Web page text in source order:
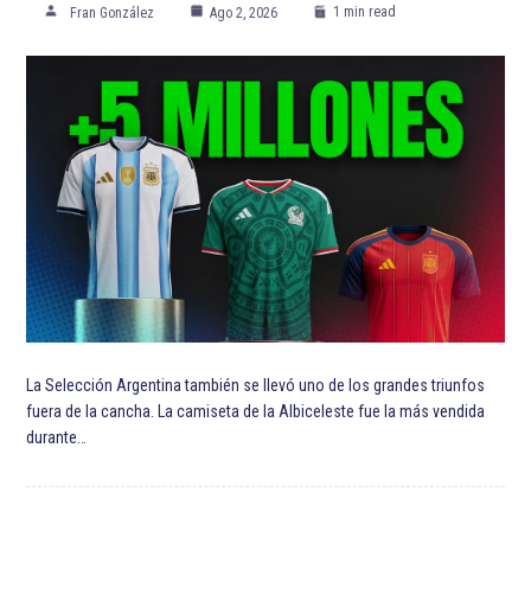
Fran González Ago 2, 2026 1 min read
La Selección Argentina también se llevó uno de los grandes triunfos
fuera de la cancha. La camiseta de la Albiceleste fue la más vendida
durante…